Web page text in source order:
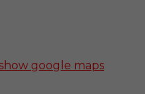
google maps